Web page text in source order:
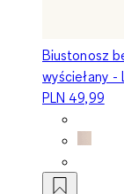
Biustonosz
wyściełany -
PLN 49,99